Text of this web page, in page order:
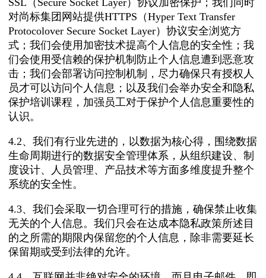
SSL（Secure Socket Layer）协议加密保护；我们同时
对尚标集团网站提供HTTPS（Hyper Text Transfer
Protocolover Secure Socket Layer）协议安全浏览方
式；我们会使用加密技术提高个人信息的安全性；我
们会使用受信赖的保护机制防止个人信息遭到恶意攻
击；我们会部署访问控制机制，尽力确保只有授权人
员才可以访问个人信息；以及我们会举办安全和隐私
保护培训课程，加强员工对于保护个人信息重要性的
认识。
4.2、我们有行业先进的，以数据为核心得，围绕数据
生命周期进行的数据安全管理体系，从组织建设、制
度设计、人员管理、产品技术等方面多维度提升整个
系统的安全性。
4.3、我们会采取一切合理可行的措施，确保禁止收集
无关的个人信息。我们只会在达成本隐私政策所述目
的之所需的期限内保留您的个人信息，除非需要延长
保留期或受到法律的允许。